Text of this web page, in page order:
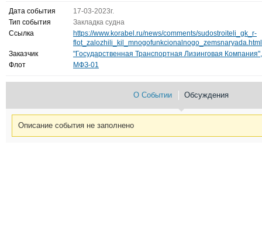
Реклама
Дата события
17-03-2023г.
Тип события
Закладка судна
Ссылка
https://www.korabel.ru/news/comments/sudostroiteli_gk_r-
flot_zalozhili_kil_mnogofunkcionalnogo_zemsnaryada.html
Заказчик
"Государственная Транспортная Лизинговая
Флот
МФЗ-01
О Событии Обсуждения
Описание события не заполнено